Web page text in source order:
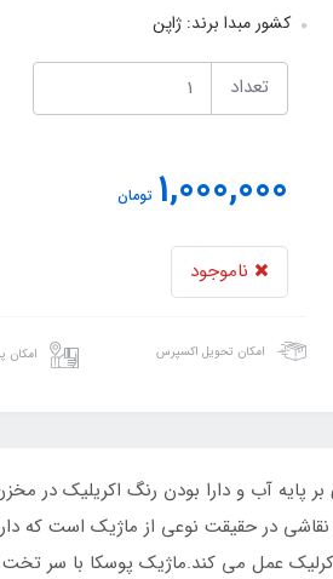
کشور مبدا برند: ژاپن
تعداد
1,000,000 تومان
ناموجود
امکان تحویل اکسپرس امکان
بر پایه آب و دارا بودن رنگ اکریلیک
در حقیقت نوعی از ماژیک است که